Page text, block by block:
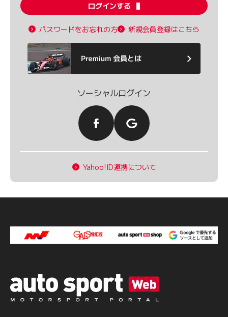
ログインする
パスワードをお忘れの方 新規会員登録はこちら
ソーシャルログイン
Yahoo!ID連携について